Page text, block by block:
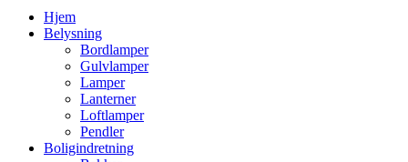
Hjem
Belysning
Bordlamper
Gulvlamper
Lamper
Lanterner
Loftlamper
Pendler
Boligindretning